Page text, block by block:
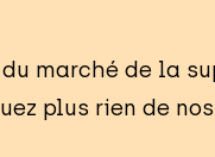
marché de la
plus rien de